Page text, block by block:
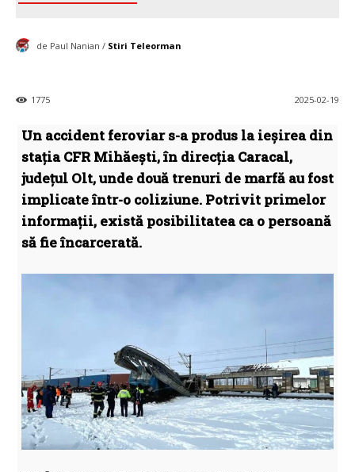
de Paul Nanian / Stiri Teleorman
2025-02-19
1775
Un accident feroviar s-a produs la ieșirea din
stația CFR Mihăești, în direcția Caracal,
județul Olt, unde două trenuri de marfă au fost
implicate într-o coliziune. Potrivit primelor
informații, există posibilitatea ca o persoană
să fie încarcerată.